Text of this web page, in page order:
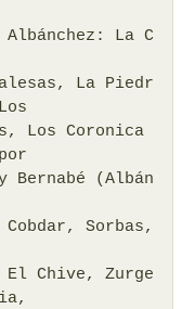
La C
La Piedr
Los Coronica
(Albán
Sorbas,
Chive, Zurge